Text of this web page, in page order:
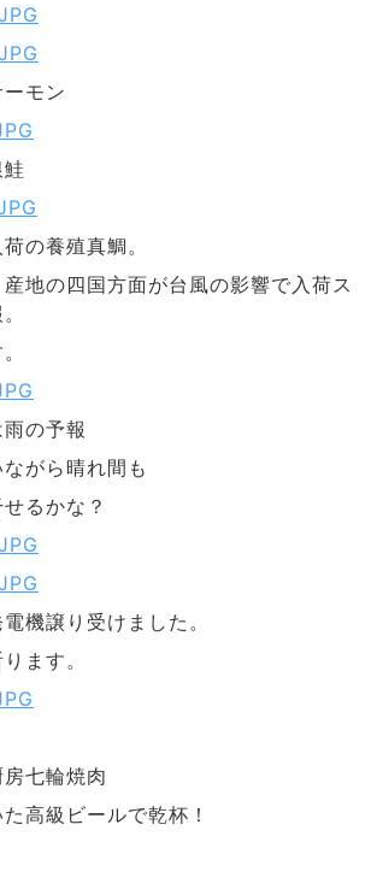
モン
の養殖真鯛。
地の四国方面が台風の影響で入荷ス
の予報
がら晴れ間も
るかな？
機譲り受けました。
ます。
七輪焼肉
高級ビールで乾杯！